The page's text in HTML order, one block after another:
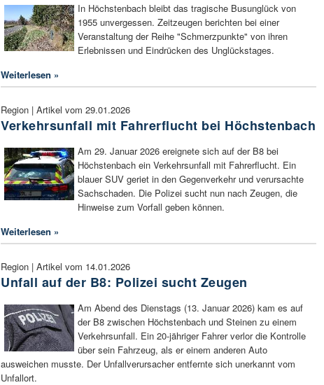
In Höchstenbach bleibt das tragische Busunglück von
1955 unvergessen. Zeitzeugen berichten bei einer
Veranstaltung der Reihe "Schmerzpunkte" von ihren
Erlebnissen und Eindrücken des Unglückstages.
Weiterlesen »
Region | Artikel vom 29.01.2026
Verkehrsunfall mit Fahrerflucht bei Höchstenbach
Am 29. Januar 2026 ereignete sich auf der B8 bei
Höchstenbach ein Verkehrsunfall mit Fahrerflucht. Ein
blauer SUV geriet in den Gegenverkehr und verursachte
Sachschaden. Die Polizei sucht nun nach Zeugen, die
Hinweise zum Vorfall geben können.
Weiterlesen »
Region | Artikel vom 14.01.2026
Unfall auf der B8: Polizei sucht Zeugen
Am Abend des Dienstags (13. Januar 2026) kam es auf
der B8 zwischen Höchstenbach und Steinen zu einem
Verkehrsunfall. Ein 20-jähriger Fahrer verlor die Kontrolle
über sein Fahrzeug, als er einem anderen Auto
ausweichen musste. Der Unfallverursacher entfernte sich unerkannt vom
Unfallort.